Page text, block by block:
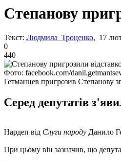
Степанову
Текст: Людмила Троценко, 17
0
440
Фото: facebook.com/
Гетманцев пригрозив Степанову
Серед депутатів
Нардеп від Слуги народу Данило
При цьому він зазначив, що